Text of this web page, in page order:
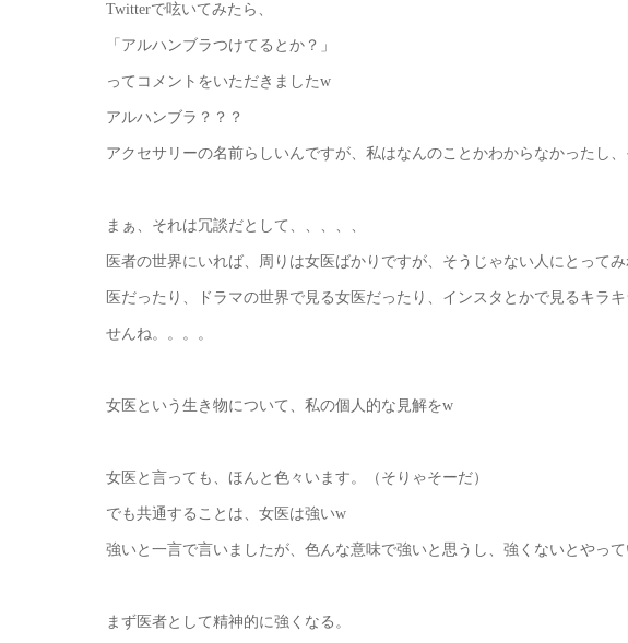
Twitterで呟いてみたら、
「アルハンブラつけてるとか？」
ってコメントをいただきましたw
アルハンブラ？？？
アクセサリーの名前らしいんですが、私はなんのことかわからなかったし
まぁ、それは冗談だとして、、、、、
医者の世界にいれば、周りは女医ばかりですが、そうじゃない人にとって
医だったり、ドラマの世界で見る女医だったり、インスタとかで見るキラ
せんね。。。。
女医という生き物について、私の個人的な見解をw
女医と言っても、ほんと色々います。（そりゃそーだ）
でも共通することは、女医は強いw
強いと一言で言いましたが、色んな意味で強いと思うし、強くないとやって
まず医者として精神的に強くなる。